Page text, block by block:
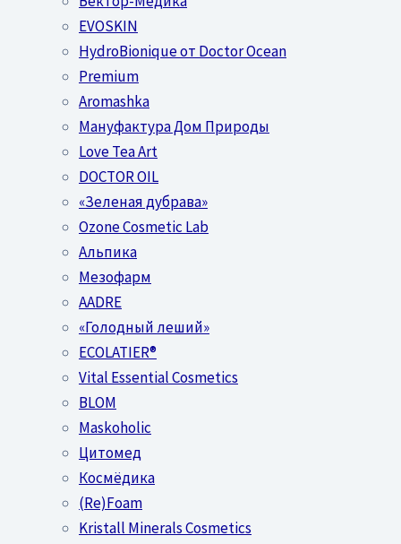
EVOSKIN
HydroBionique от Doctor Ocean
Premium
Aromashka
Мануфактура Дом Природы
Love Tea Art
DOCTOR OIL
«Зеленая дубрава»
Ozone Cosmetic Lab
Альпика
Мезофарм
AADRE
«Голодный леший»
EСОLATIER®
Vital Essential Cosmetics
BLOM
Maskoholic
Цитомед
Космёдика
(Re)Foam
Kristall Minerals Cosmetics